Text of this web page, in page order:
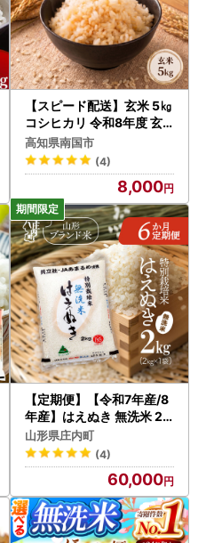
【スピード配送】玄米 5㎏
コシヒカリ 令和8年度 玄
米
高知県南国市
(4)
8,000
【定期便】【令和7年産/8
年産】はえぬき 無洗米 2k
g×1袋×6ヶ月 毎月2kg 特
別栽培米 山形県庄内町産
余目産 庄内米 ブランド米
米 コシヒカリの原点、亀
の尾発祥の地 お米の定期
便 甘み 粘り バランスの良
い ごはん【9月中旬発送】
山形県庄内町
(4)
60,000